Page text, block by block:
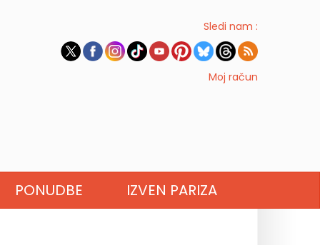
Sledi nam :
Moj račun
PONUDBE IZVEN PARIZA